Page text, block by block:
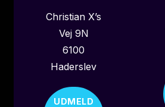
Christian X’s
Vej 9N
6100
Haderslev
UDMELD